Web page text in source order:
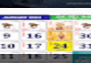
Salam Sejahtera. Waktu
biasanya ramai orang
di Pantai Timur. Terutamanya